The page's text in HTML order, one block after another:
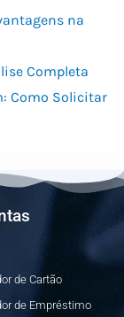
na
Completa
Como Solicitar
de Cartão
de Empréstimo